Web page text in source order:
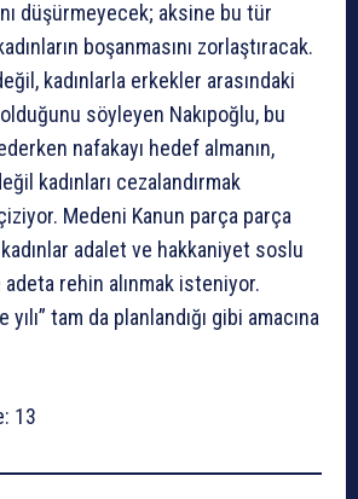
düşürmeyecek; aksine bu tür
boşanmasını zorlaştıracak.
kadınlarla erkekler arasındaki
söyleyen Nakıpoğlu, bu
nafakayı hedef almanın,
kadınları cezalandırmak
Medeni Kanun parça parça
adalet ve hakkaniyet soslu
rehin alınmak isteniyor.
yılı” tam da planlandığı gibi amacına
13